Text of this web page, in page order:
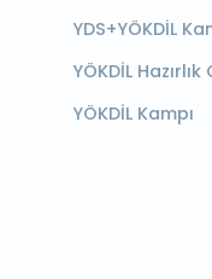
YDS+YÖKDİL
YÖKDİL
YÖKDİL Kampı